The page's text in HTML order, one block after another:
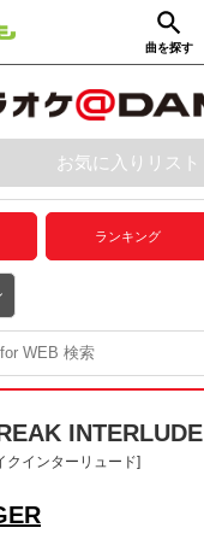
曲を探す
からさがす
ログイン
アムサービス
とも動画
とも録音
ケ＠DAM
ー検索
ペーン
お気に入りリスト
ランキング
INTERLUDE
クインターリュード]